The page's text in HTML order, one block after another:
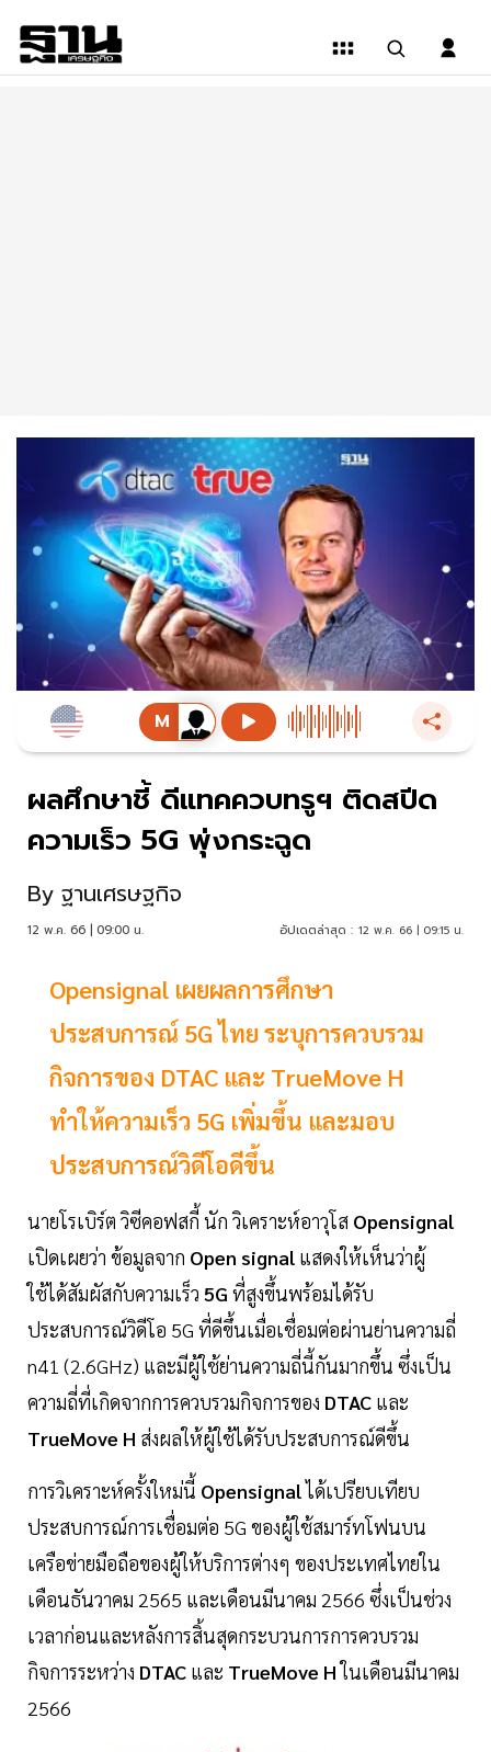
ผลศึกษาชี้ ดีแทคควบทรูฯ ติดสปีด
ความเร็ว 5G พุ่งกระฉูด
By ฐานเศรษฐกิจ
12 พ.ค. 66 | 09:00 น. อัปเดตล่าสุด : 12 พ.ค. 66 | 09:15 น.
Opensignal เผยผลการศึกษา
ประสบการณ์ 5G ไทย ระบุการควบรวม
กิจการของ DTAC และ TrueMove H
ทำให้ความเร็ว 5G เพิ่มขึ้น และมอบ
ประสบการณ์วิดีโอดีขึ้น
นายโรเบิร์ต วิซีคอฟสกี้ นัก วิเคราะห์อาวุโส Opensignal
เปิดเผยว่า ข้อมูลจาก Open signal แสดงให้เห็นว่าผู้
ใช้ได้สัมผัสกับความเร็ว 5G ที่สูงขึ้นพร้อมได้รับ
ประสบการณ์วิดีโอ 5G ที่ดีขึ้นเมื่อเชื่อมต่อผ่านย่านความถี่
n41 (2.6GHz) และมีผู้ใช้ย่านความถี่นี้กันมากขึ้น ซึ่งเป็น
ความถี่ที่เกิดจากการควบรวมกิจการของ DTAC และ
TrueMove H ส่งผลให้ผู้ใช้ได้รับประสบการณ์ดีขึ้น
การวิเคราะห์ครั้งใหม่นี้ Opensignalได้เปรียบเทียบ
ประสบการณ์การเชื่อมต่อ 5G ของผู้ใช้สมาร์ทโฟนบน
เครือข่ายมือถือของผู้ให้บริการต่างๆ ของประเทศไทยใน
เดือนธันวาคม 2565 และเดือนมีนาคม 2566 ซึ่งเป็นช่วง
เวลาก่อนและหลังการสิ้นสุดกระบวนการการควบรวม
กิจการระหว่าง DTAC และ TrueMove Hในเดือนมีนาคม
2566